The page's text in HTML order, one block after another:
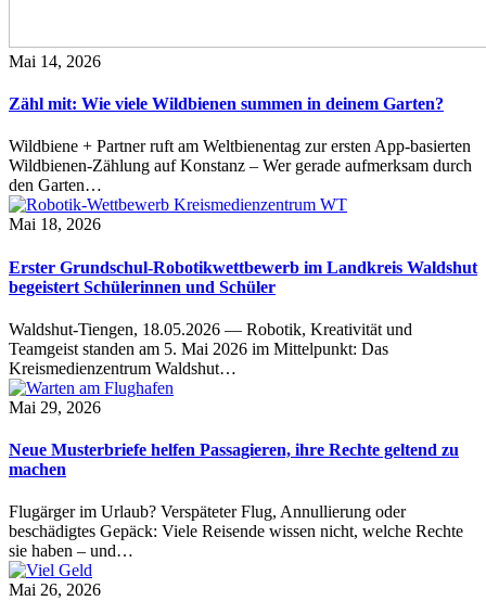
Mai 14, 2026
Zähl mit: Wie viele Wildbienen summen in deinem Garten?
Wildbiene + Partner ruft am Weltbienentag zur ersten App-basierten
Wildbienen-Zählung auf Konstanz – Wer gerade aufmerksam durch
den Garten…
Mai 18, 2026
Erster Grundschul-Robotikwettbewerb im Landkreis Waldshut
begeistert Schülerinnen und Schüler
Waldshut-Tiengen, 18.05.2026 — Robotik, Kreativität und
Teamgeist standen am 5. Mai 2026 im Mittelpunkt: Das
Kreismedienzentrum Waldshut…
Mai 29, 2026
Neue Musterbriefe helfen Passagieren, ihre Rechte geltend zu
machen
Flugärger im Urlaub? Verspäteter Flug, Annullierung oder
beschädigtes Gepäck: Viele Reisende wissen nicht, welche Rechte
sie haben – und…
Mai 26, 2026